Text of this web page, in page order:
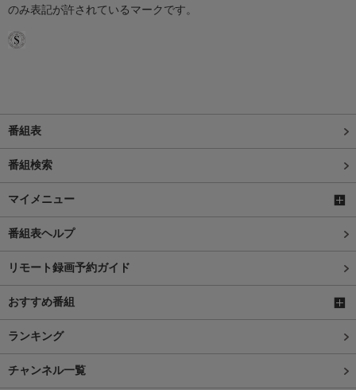
のみ表記が許されているマークです。
番組表
番組検索
マイメニュー
番組表ヘルプ
リモート録画予約ガイド
おすすめ番組
ランキング
チャンネル一覧